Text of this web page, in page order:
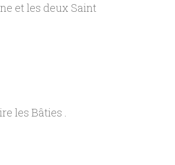
et les deux Saint
les Bâties .